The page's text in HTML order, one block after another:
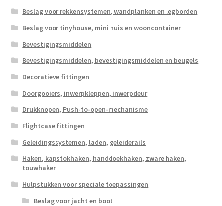
Beslag voor rekkensystemen, wandplanken en legborden
Beslag voor tinyhouse, mini huis en wooncontainer
Bevestigingsmiddelen
Bevestigingsmiddelen, bevestigingsmiddelen en beugels
Decoratieve fittingen
Doorgooiers, inwerpkleppen, inwerpdeur
Drukknopen, Push-to-open-mechanisme
Flightcase fittingen
Geleidingssystemen, laden, geleiderails
Haken, kapstokhaken, handdoekhaken, zware haken,
touwhaken
Hulpstukken voor speciale toepassingen
Beslag voor jacht en boot